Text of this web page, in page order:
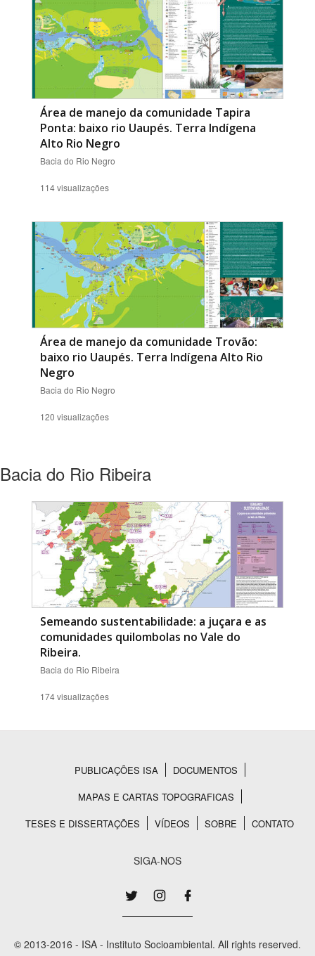
Área de manejo da comunidade Tapira
Ponta: baixo rio Uaupés. Terra Indígena
Alto Rio Negro
Bacia do Rio Negro
114 visualizações
Área de manejo da comunidade Trovão:
baixo rio Uaupés. Terra Indígena Alto Rio
Negro
Bacia do Rio Negro
120 visualizações
Bacia do Rio Ribeira
Semeando sustentabilidade: a juçara e as
comunidades quilombolas no Vale do
Ribeira.
Bacia do Rio Ribeira
174 visualizações
Rodapé
PUBLICAÇÕES ISA
DOCUMENTOS
MAPAS E CARTAS TOPOGRAFICAS
TESES E DISSERTAÇÕES
VÍDEOS SOBRE CONTATO
SIGA-NOS
© 2013-2016 - ISA - Instituto Socioambiental. All rights reserved.